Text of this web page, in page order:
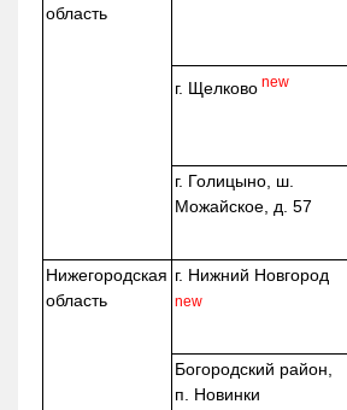
область
г. Щелково new
г. Голицыно, ш.
Можайское, д. 57
Нижегородская
область
г. Нижний Новгород
new
Богородский район,
п. Новинки